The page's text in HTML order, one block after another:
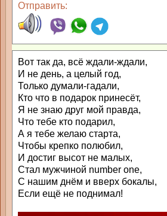
Отправить:
Вот так да, всё ждали-ждали,
И не день, а целый год,
Только думали-гадали,
Кто что в подарок принесёт,
Я не знаю друг мой правда,
Что тебе кто подарил,
А я тебе желаю старта,
Чтобы крепко полюбил,
И достиг высот не малых,
Стал мужчиной number one,
С нашим днём и вверх бокалы,
Если ещё не поднимал!